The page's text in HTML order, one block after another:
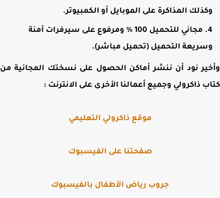
المذاكرة على الموبايل أو الكمبيوتر.
مجاني للتحميل 100 % ومرفوع على سيرفرات آمنة
التحميل (تحميل مباشر).
نود أن ننشر أماكن الحصول على نسختك المجانية من
ذاكرولي وجميع أعمالنا الأخرى على الانترنت :
موقع ذاكرولي التعليمي
صفحتنا على الفيسبوك
جروب رياض الأطفال بالفيسبوك